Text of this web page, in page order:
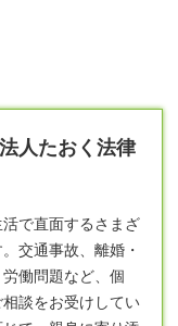
人たおく法律
で直面するさまざ
交通事故、離婚・
働問題など、個
談をお受けしてい